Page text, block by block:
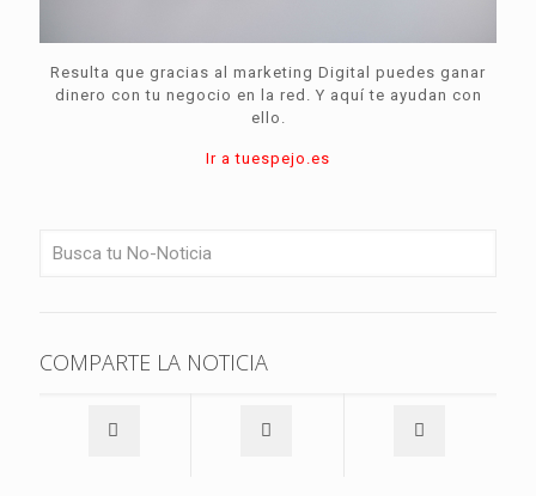
Resulta que gracias al marketing Digital puedes ganar
dinero con tu negocio en la red. Y aquí te ayudan con
ello.
Ir a tuespejo.es
COMPARTE LA NOTICIA